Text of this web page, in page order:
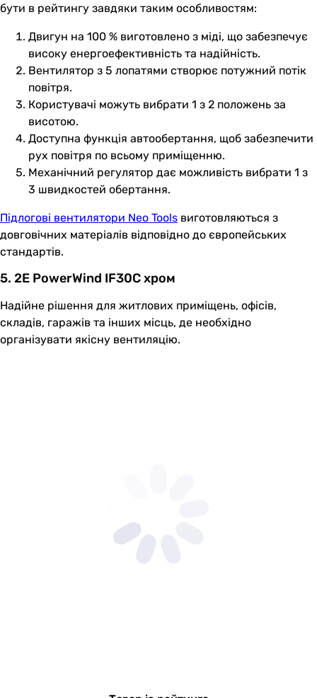
бути в рейтингу завдяки таким особливостям:
Двигун на 100 % виготовлено з міді, що забезпечує
високу енергоефективність та надійність.
Вентилятор з 5 лопатями створює потужний потік
повітря.
Користувачі можуть вибрати 1 з 2 положень за
висотою.
Доступна функція автообертання, щоб забезпечити
рух повітря по всьому приміщенню.
Механічний регулятор дає можливість вибрати 1 з
3 швидкостей обертання.
Підлогові вентилятори Neo Tools виготовляються з
довговічних матеріалів відповідно до європейських
стандартів.
5. 2E PowerWind IF30C хром
Надійне рішення для житлових приміщень, офісів,
складів, гаражів та інших місць, де необхідно
організувати якісну вентиляцію.